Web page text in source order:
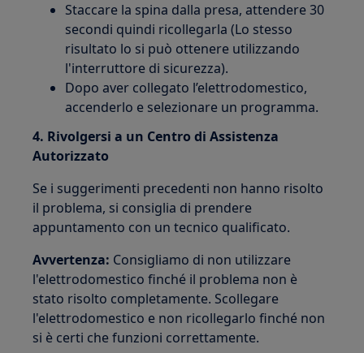
Staccare la spina dalla presa, attendere 30
secondi quindi ricollegarla (Lo stesso
risultato lo si può ottenere utilizzando
l'interruttore di sicurezza).
Dopo aver collegato l’elettrodomestico,
accenderlo e selezionare un programma.
4. Rivolgersi a un Centro di Assistenza
Autorizzato
Se i suggerimenti precedenti non hanno risolto
il problema, si consiglia di prendere
appuntamento con un tecnico qualificato.
Avvertenza: Consigliamo di non utilizzare
l'elettrodomestico finché il problema non è
stato risolto completamente. Scollegare
l'elettrodomestico e non ricollegarlo finché non
si è certi che funzioni correttamente.